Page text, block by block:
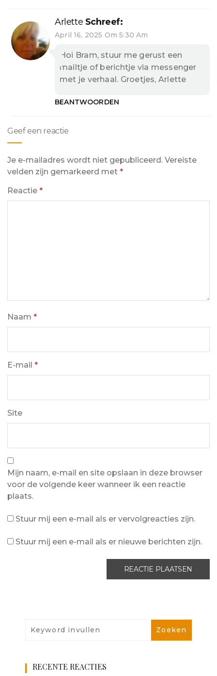
Arlette Schreef:
April 16, 2025 Om 5:30 Am
Hoi Bram, stuur me gerust een
mailtje of berichtje via messenger
met je verhaal. Groetjes, Arlette
BEANTWOORDEN
Geef een reactie
Je e-mailadres wordt niet gepubliceerd. Vereiste
velden zijn gemarkeerd met *
Reactie *
Naam *
E-mail *
Site
Mijn naam, e-mail en site opslaan in deze browser
voor de volgende keer wanneer ik een reactie
plaats.
Stuur mij een e-mail als er vervolgreacties zijn.
Stuur mij een e-mail als er nieuwe berichten zijn.
RECENTE REACTIES